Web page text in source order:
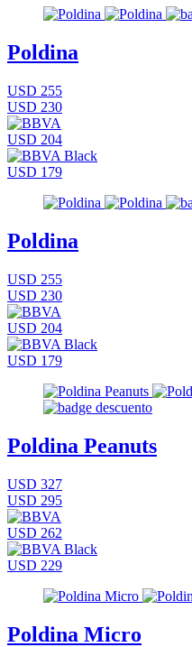
Poldina
USD 255
USD 230
USD 204
USD 179
Poldina
USD 255
USD 230
USD 204
USD 179
Poldina Peanuts
USD 327
USD 295
USD 262
USD 229
Poldina Micro